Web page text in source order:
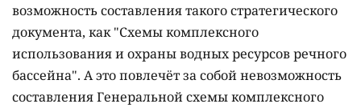
возможность составления такого стратегического
документа, как "Схемы комплексного
использования и охраны водных ресурсов речного
бассейна". А это повлечёт за собой невозможность
составления Генеральной схемы комплексного